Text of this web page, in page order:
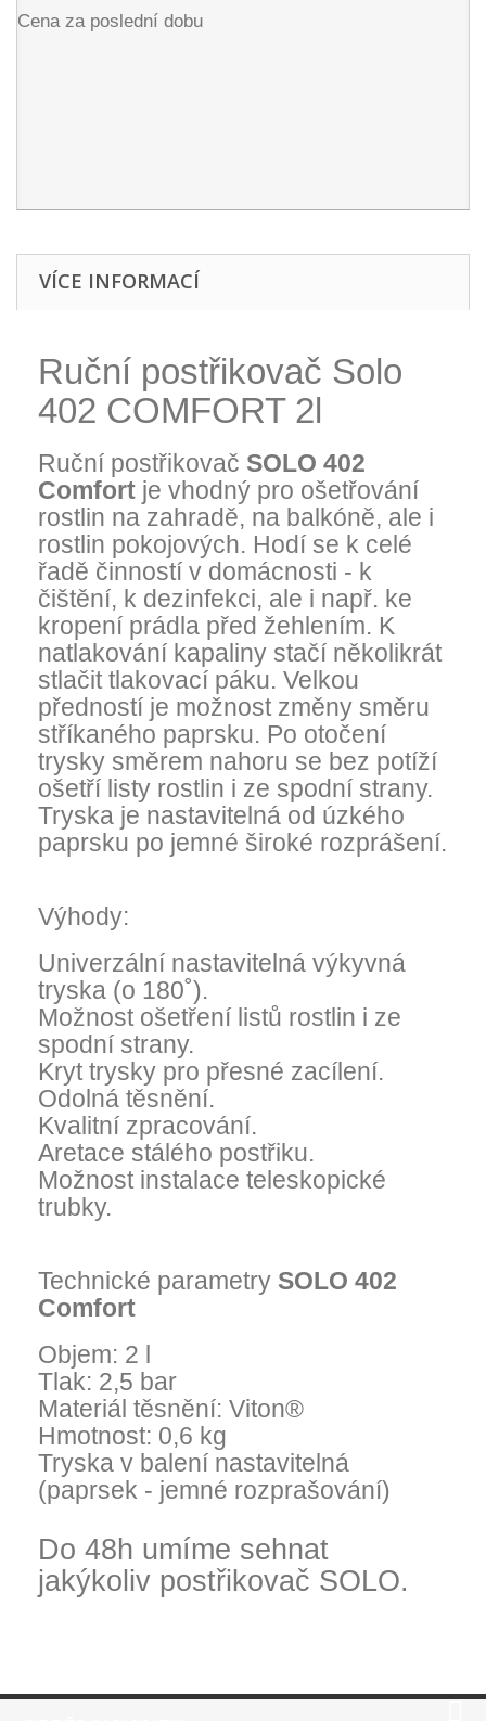
Cena za poslední dobu
VÍCE INFORMACÍ
Ruční postřikovač Solo
402 COMFORT 2l
Ruční postřikovač SOLO 402
Comfort je vhodný pro ošetřování
rostlin na zahradě, na balkóně, ale i
rostlin pokojových. Hodí se k celé
řadě činností v domácnosti - k
čištění, k dezinfekci, ale i např. ke
kropení prádla před žehlením. K
natlakování kapaliny stačí několikrát
stlačit tlakovací páku. Velkou
předností je možnost změny směru
stříkaného paprsku. Po otočení
trysky směrem nahoru se bez potíží
ošetří listy rostlin i ze spodní strany.
Tryska je nastavitelná od úzkého
paprsku po jemné široké rozprášení.
Výhody:
Univerzální nastavitelná výkyvná
tryska (o 180˚).
Možnost ošetření listů rostlin i ze
spodní strany.
Kryt trysky pro přesné zacílení.
Odolná těsnění.
Kvalitní zpracování.
Aretace stálého postřiku.
Možnost instalace teleskopické
trubky.
Technické parametry SOLO 402
Comfort
Objem: 2 l
Tlak: 2,5 bar
Materiál těsnění: Viton®
Hmotnost: 0,6 kg
Tryska v balení nastavitelná
(paprsek - jemné rozprašování)
Do 48h umíme sehnat
jakýkoliv postřikovač SOLO.